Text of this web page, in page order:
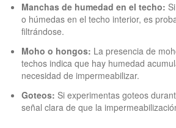
Manchas de humedad en el techo:
o húmedas en el techo interior, es
filtrándose.
Moho o hongos: La presencia de
techos indica que hay humedad
necesidad de impermeabilizar.
Goteos: Si experimentas goteos
señal clara de que la